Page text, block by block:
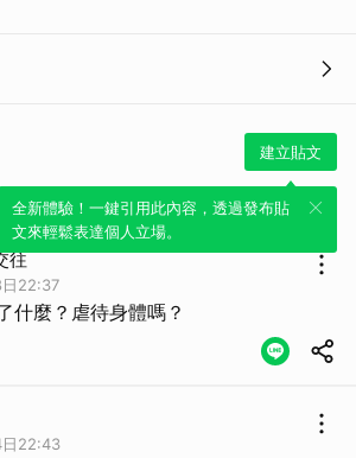
建立貼文
全新體驗！一鍵引用此內容，透過發布貼
文來輕鬆表達個人立場。
往
日22:37
什麼？虐待身體嗎？
日22:43